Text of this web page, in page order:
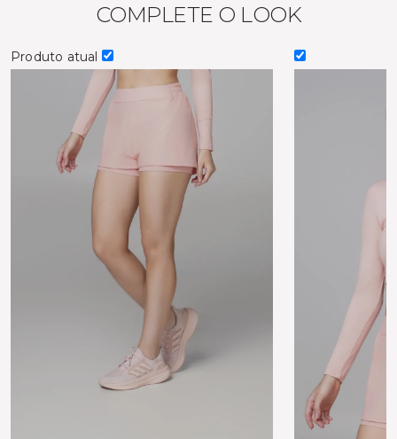
COMPLETE O LOOK
Produto atual